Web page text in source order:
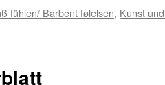
fühlen/ Barbent følelsen, Kunst